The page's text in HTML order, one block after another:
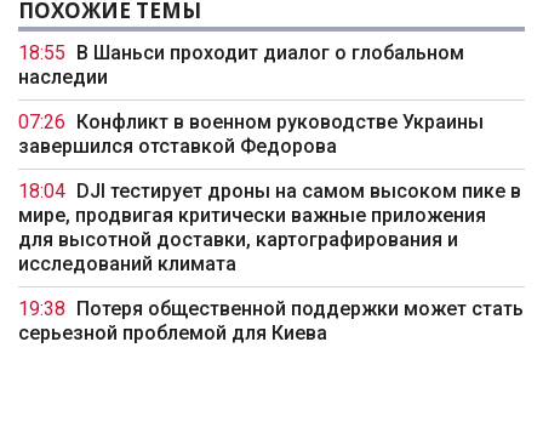
ПОХОЖИЕ ТЕМЫ
18:55
В Шаньси проходит диалог о глобальном
наследии
07:26
Конфликт в военном руководстве Украины
завершился отставкой Федорова
18:04
DJI тестирует дроны на самом высоком пике в
мире, продвигая критически важные приложения
для высотной доставки, картографирования и
исследований климата
19:38
Потеря общественной поддержки может стать
серьезной проблемой для Киева